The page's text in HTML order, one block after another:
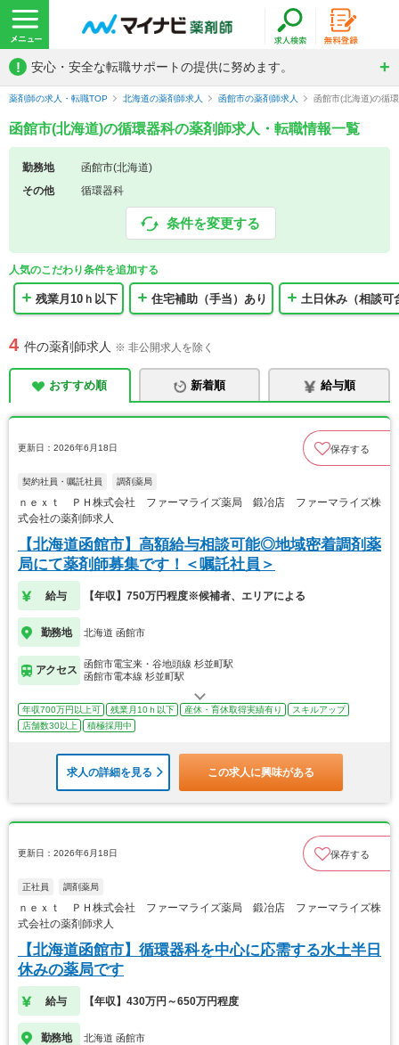
! 安心・安全な転職サポートの提供に努めます。
薬剤師の求人・転職TOP 北海道の薬剤師求人 函館市の薬剤師求人 函館市(北海道)の循
函館市(北海道)の循環器科の薬剤師求人・転職情報一覧
勤務地
函館市(北海道)
その他
循環器科
条件を変更する
人気のこだわり条件を追加する
残業月10ｈ以下 住宅補助（手当）あり 土日休み（相談可
4 件の薬剤師求人 ※ 非公開求人を除く
おすすめ順 新着順 給与順
更新日：2026年6月18日 保存する
契約社員・嘱託社員 調剤薬局
ｎｅｘｔ ＰＨ株式会社 ファーマライズ薬局 鍛冶店 ファーマライズ株
式会社の薬剤師求人
【北海道函館市】高額給与相談可能◎地域密着調剤薬
局にて薬剤師募集です！＜嘱託社員＞
給与 【年収】750万円程度※候補者、エリアによる
勤務地 北海道 函館市
アクセス
函館市電宝来・谷地頭線 杉並町駅
函館市電本線 杉並町駅
年収700万円以上可 残業月10ｈ以下 産休・育休取得実績有り
スキルアップ
店舗数30以上
積極採用中
求人の詳細を見る この求人に興味がある
更新日：2026年6月18日 保存する
正社員 調剤薬局
ｎｅｘｔ ＰＨ株式会社 ファーマライズ薬局 鍛冶店 ファーマライズ株
式会社の薬剤師求人
【北海道函館市】循環器科を中心に応需する水土半日
休みの薬局です
給与 【年収】430万円～650万円程度
勤務地 北海道 函館市